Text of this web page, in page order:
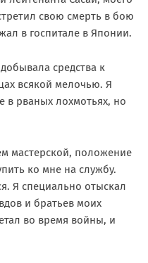
свою смерть в бою
в госпитале в Японии.
средства к
всякой мелочью. Я
в рваных лохмотьях, но
мастерской, положение
ко мне на службу.
Я специально отыскал
и братьев моих
во время войны, и